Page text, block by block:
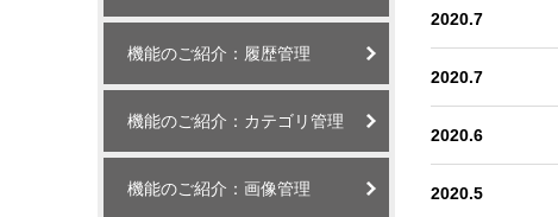
機能のご紹介：履歴管理
機能のご紹介：カテゴリ管理
機能のご紹介：画像管理
2020.7
2020.7
2020.6
2020.5